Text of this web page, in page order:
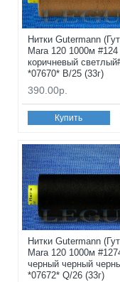
Нитки Gutermann
Mara 120 1000м #124
коричневый
*07670* B/25 (33г)
390.00р.
Купить
Нитки Gutermann
Mara 120 1000м
черный черный
*07672* Q/26 (33г)